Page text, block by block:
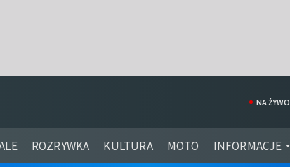
ROZRYWKA KULTURA MOTO INFORMACJE
NA ŻYWO